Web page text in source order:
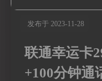
发布于 2023-11-28
联通幸运卡
+100分钟通